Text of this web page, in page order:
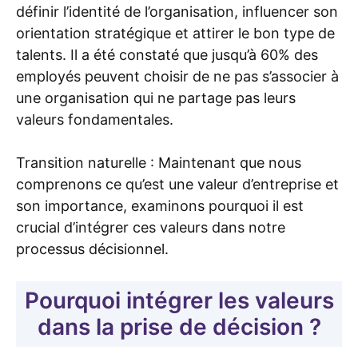
définir l’identité de l’organisation, influencer son
orientation stratégique et attirer le bon type de
talents. Il a été constaté que jusqu’à 60% des
employés peuvent choisir de ne pas s’associer à
une organisation qui ne partage pas leurs
valeurs fondamentales.
Transition naturelle : Maintenant que nous
comprenons ce qu’est une valeur d’entreprise et
son importance, examinons pourquoi il est
crucial d’intégrer ces valeurs dans notre
processus décisionnel.
Pourquoi intégrer les valeurs
dans la prise de décision ?